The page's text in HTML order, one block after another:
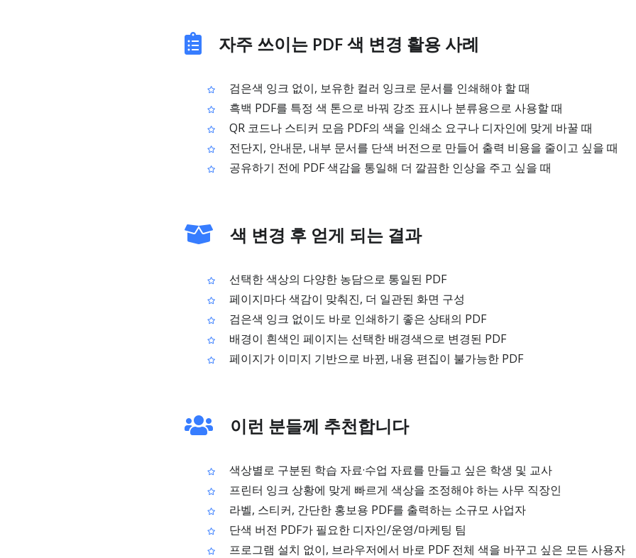
자주 쓰이는 PDF 색 변경 활용 사례
검은색 잉크 없이, 보유한 컬러 잉크로 문서를 인쇄해야 할 때
흑백 PDF를 특정 색 톤으로 바꿔 강조 표시나 분류용으로 사용할 때
QR 코드나 스티커 모음 PDF의 색을 인쇄소 요구나 디자인에 맞게 바꿀 때
전단지, 안내문, 내부 문서를 단색 버전으로 만들어 출력 비용을 줄이고 싶을 때
공유하기 전에 PDF 색감을 통일해 더 깔끔한 인상을 주고 싶을 때
색 변경 후 얻게 되는 결과
선택한 색상의 다양한 농담으로 통일된 PDF
페이지마다 색감이 맞춰진, 더 일관된 화면 구성
검은색 잉크 없이도 바로 인쇄하기 좋은 상태의 PDF
배경이 흰색인 페이지는 선택한 배경색으로 변경된 PDF
페이지가 이미지 기반으로 바뀐, 내용 편집이 불가능한 PDF
이런 분들께 추천합니다
색상별로 구분된 학습 자료·수업 자료를 만들고 싶은 학생 및 교사
프린터 잉크 상황에 맞게 빠르게 색상을 조정해야 하는 사무 직장인
라벨, 스티커, 간단한 홍보용 PDF를 출력하는 소규모 사업자
단색 버전 PDF가 필요한 디자인/운영/마케팅 팀
프로그램 설치 없이, 브라우저에서 바로 PDF 전체 색을 바꾸고 싶은 모든 사용자